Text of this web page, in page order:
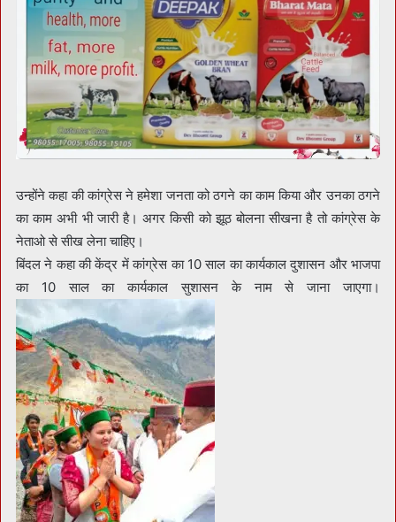
उन्होंने कहा की कांग्रेस ने हमेशा जनता को ठगने का काम किया और उनका ठगने
का काम अभी भी जारी है। अगर किसी को झूठ बोलना सीखना है तो कांग्रेस के
नेताओ से सीख लेना चाहिए।
बिंदल ने कहा की केंद्र में कांग्रेस का 10 साल का कार्यकाल दुशासन और भाजपा
का 10 साल का कार्यकाल सुशासन के नाम से जाना जाएगा।